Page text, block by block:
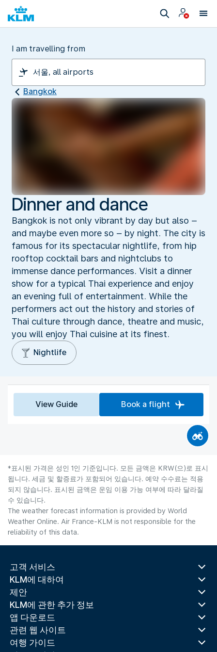
I am travelling from
Bangkok
Dinner and dance
Bangkok is not only vibrant by day but also –
and maybe even more so – by night. The city is
famous for its spectacular nightlife, from hip
rooftop cocktail bars and nightclubs to
immense dance performances. Visit a dinner
show for a typical Thai experience and enjoy
an evening full of entertainment. While the
performers act out the history and stories of
Thai culture through dance, theatre and music,
you will enjoy Thai cuisine at its finest.
Nightlife
View Guide Book a flight
*표시된 가격은 성인 1인 기준입니다. 모든 금액은 KRW(으)로 표시
됩니다. 세금 및 할증료가 포함되어 있습니다. 예약 수수료는 적용
되지 않습니다. 표시된 금액은 운임 이용 가능 여부에 따라 달라질
수 있습니다.
The weather forecast information is provided by World
Weather Online. Air France-KLM is not responsible for the
reliability of this data.
고객 서비스
KLM에 대하여
제안
KLM에 관한 추가 정보
앱 다운로드
관련 웹 사이트
여행 가이드